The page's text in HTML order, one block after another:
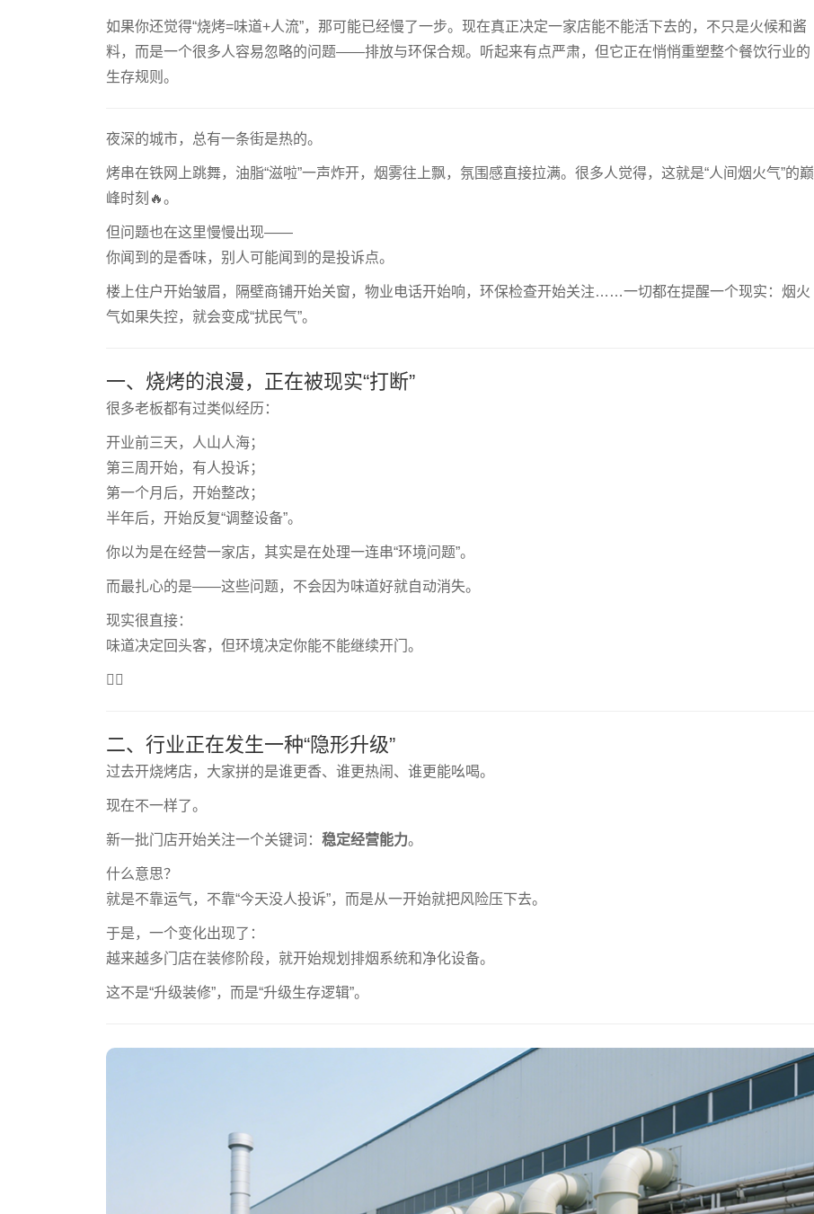
如果你还觉得“烧烤=味道+人流”，那可能已经慢了一步。现在真正决定一家店能不能活下去的，不只是火候和酱
料，而是一个很多人容易忽略的问题——排放与环保合规。听起来有点严肃，但它正在悄悄重塑整个餐饮行业的
生存规则。
夜深的城市，总有一条街是热的。
烤串在铁网上跳舞，油脂“滋啦”一声炸开，烟雾往上飘，氛围感直接拉满。很多人觉得，这就是“人间烟火气”的巅
峰时刻🔥。
但问题也在这里慢慢出现——
你闻到的是香味，别人可能闻到的是投诉点。
楼上住户开始皱眉，隔壁商铺开始关窗，物业电话开始响，环保检查开始关注……一切都在提醒一个现实：烟火
气如果失控，就会变成“扰民气”。
一、烧烤的浪漫，正在被现实“打断”
很多老板都有过类似经历：
开业前三天，人山人海；
第三周开始，有人投诉；
第一个月后，开始整改；
半年后，开始反复“调整设备”。
你以为是在经营一家店，其实是在处理一连串“环境问题”。
而最扎心的是——这些问题，不会因为味道好就自动消失。
现实很直接：
味道决定回头客，但环境决定你能不能继续开门。
😮‍💨
二、行业正在发生一种“隐形升级”
过去开烧烤店，大家拼的是谁更香、谁更热闹、谁更能吆喝。
现在不一样了。
新一批门店开始关注一个关键词： 稳定经营能力。
什么意思？
就是不靠运气，不靠“今天没人投诉”，而是从一开始就把风险压下去。
于是，一个变化出现了：
越来越多门店在装修阶段，就开始规划排烟系统和净化设备。
这不是“升级装修”，而是“升级生存逻辑”。